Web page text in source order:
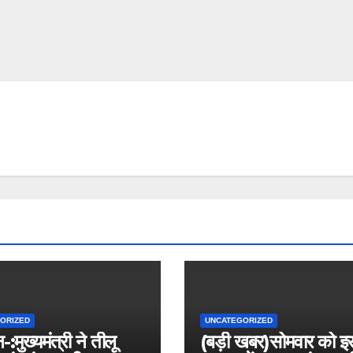
:मुख्यमंत्री ने तीलू
UNCATEGORIZED
(बड़ी खबर)सोमवार को